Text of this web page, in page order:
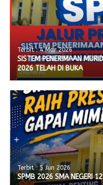
Terbit : 4 Mar 2026
SISTEM PENERIMAAN
2026 TELAH DI BUKA
Terbit : 5 Jun 2026
SPMB 2026 SMA NEGERI